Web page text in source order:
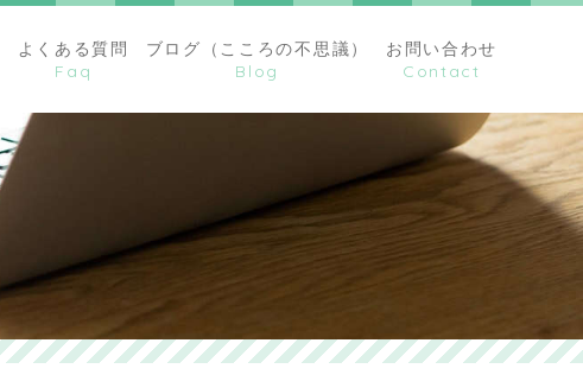
よくある質問 ブログ（こころの不思議） お問い合わせ